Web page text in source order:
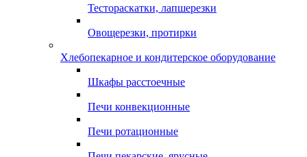
Тестораскатки, лапшерезки
Овощерезки, протирки
Хлебопекарное и кондитерское оборудование
Шкафы расстоечные
Печи конвекционные
Печи ротационные